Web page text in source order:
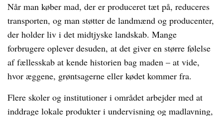
Når man køber mad, der er produceret tæt på, reduceres
transporten, og man støtter de landmænd og producenter,
der holder liv i det midtjyske landskab. Mange
forbrugere oplever desuden, at det giver en større følelse
af fællesskab at kende historien bag maden – at vide,
hvor æggene, grøntsagerne eller kødet kommer fra.
Flere skoler og institutioner i området arbejder med at
inddrage lokale produkter i undervisning og madlavning,